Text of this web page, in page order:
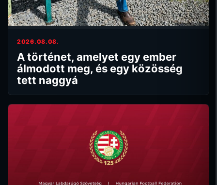
2026.08.08.
A történet, amelyet egy ember
álmodott meg, és egy közösség
tett naggyá